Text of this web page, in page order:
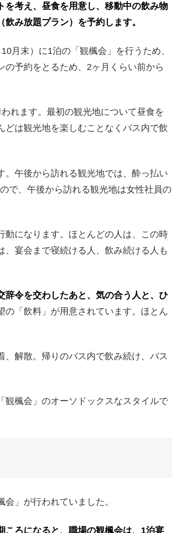
考え、昼食を用意し、移動中の飲み物
み放題プラン）を予約します。
月末）に1泊の「観楓会」を行うため、
予約をとるため、2ヶ月くらい前から
れます。最初の観光地について昼食を
どは観光地を楽しむことなくバス内で飲
午後から訪れる観光地では、酔っ払い
で、午後から訪れる観光地は女性社員の
動になります。ほとんどの人は、この時
宴会まで寝続ける人、飲み続ける人も
令を交わしたあと、気の合う人と、ひ
の「飲料」が用意されています。ほとん
解散。帰りのバス内で飲み続け、バス
観楓会」のオーソドックスなスタイルで
」が行われていました。
ころになると、職場の観楓会は、1泊宴